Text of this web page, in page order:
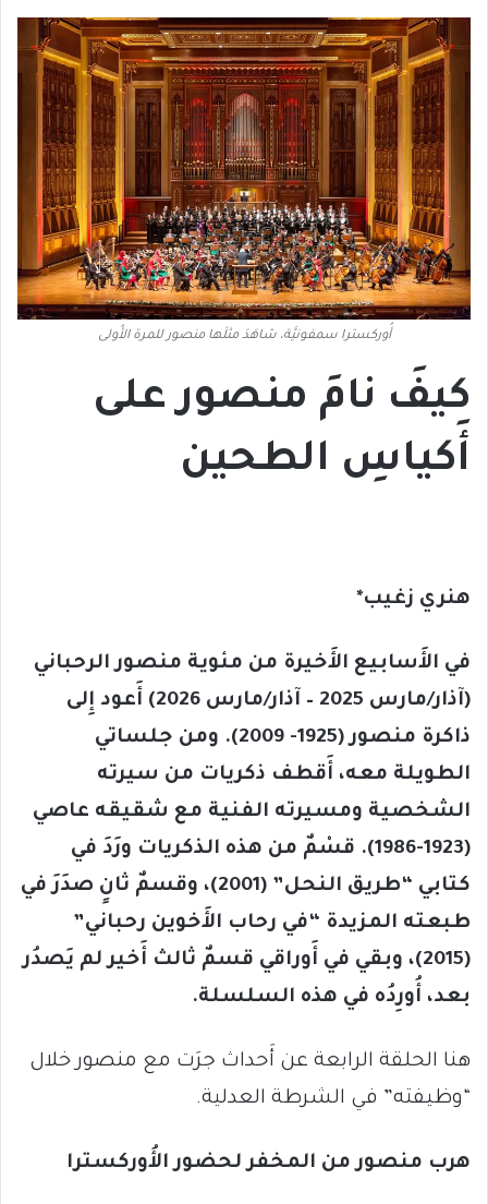
أُوركسترا سمفونيَّة، شاهَدَ مثلَها منصور للمرة الأُولى
كيفَ نامَ منصور على
أَكياسِ الطحين
هنري زغيب*
في الأَسابيع الأَخيرة من مئوية منصور الرحباني
(آذار/مارس 2025 – آذار/مارس 2026) أَعود إِلى
ذاكرة منصور (1925- 2009). ومن جلساتي
الطويلة معه، أَقطف ذكريات من سيرته
الشخصية ومسيرته الفنية مع شقيقه عاصي
(1923-1986). قسْمٌ من هذه الذكريات ورَدَ في
كتابي “طريق النحل” (2001)، وقسمٌ ثانٍ صدَرَ في
طبعته المزيدة “في رحاب الأَخوين رحباني”
(2015)، وبقي في أَوراقي قسمٌ ثالث أَخير لم يَصدُر
بعد، أُورِدُه في هذه السلسلة.
هنا الحلقة الرابعة عن أَحداث جرَت مع منصور خلال
“وظيفته” في الشرطة العدلية.
هرب منصور من المخفر لحضور الأُوركسترا